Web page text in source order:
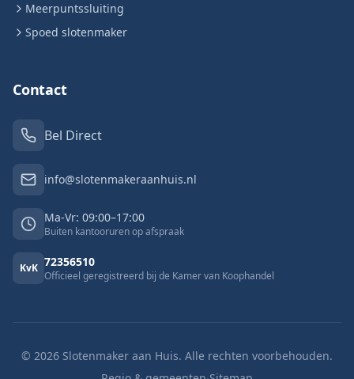
Meerpuntssluiting
Spoed slotenmaker
Contact
Bel Direct
info@slotenmakeraanhuis.nl
Ma-Vr: 09:00–17:00
Buiten kantooruren op afspraak
KvK 72356510
Officieel geregistreerd bij de Kamer van Koophandel
© 2026 Slotenmaker aan Huis. Alle rechten voorbehouden.